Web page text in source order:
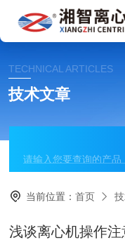
TECHNICAL ARTICLES
技术文章
当前位置：首页
浅谈离心机操作注